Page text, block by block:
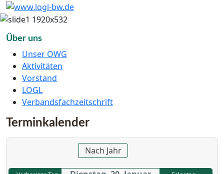
Über uns
Unser OWG
Aktivitäten
Vorstand
LOGL
Verbandsfachzeitschrift
Terminkalender
Nach Jahr